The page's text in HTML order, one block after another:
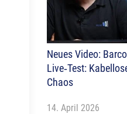
Neues Video:
Live‑Test:
Chaos
14. April 2026